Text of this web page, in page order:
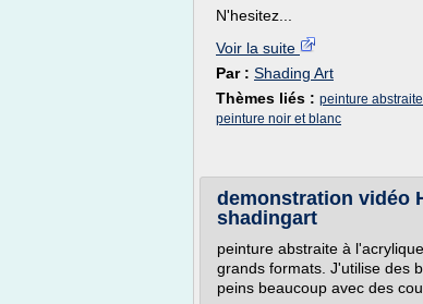
N'hesitez...
Voir la suite
Par : Shading Art
Thèmes liés : peinture
peinture noir et blanc
demonstration vidéo
shadingart
peinture abstraite à
grands formats. J'utilise des
peins beaucoup avec des